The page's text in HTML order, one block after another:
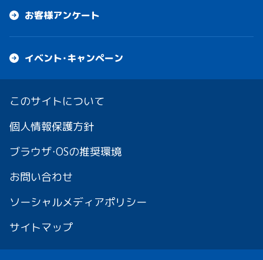
お客様アンケート
イベント・キャンペーン
このサイトについて
個人情報保護方針
ブラウザ・OSの推奨環境
お問い合わせ
ソーシャルメディアポリシー
サイトマップ